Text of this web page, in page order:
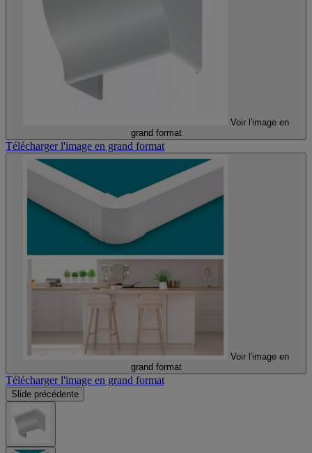
Voir l'image en
grand format
Télécharger l'image en grand format
Voir l'image en
grand format
Télécharger l'image en grand format
Slide précédente